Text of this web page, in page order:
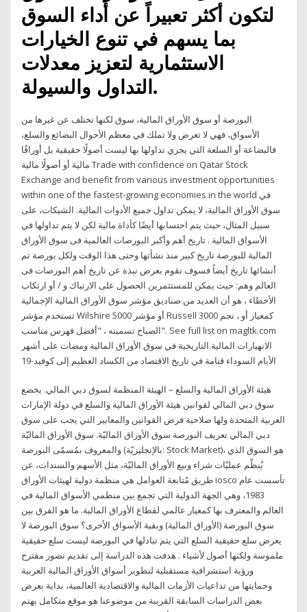
لتكون أكثر تعبيراً عن أداء السوق
بما يسهم في تنوع الخيارات
الاستثمارية لتعزيز معدلات
التداول والسيولة.
البورصة أو سوق الأوراق المالية، سوق لكنها تختلف عن غيرها من
الأسواق، فهي لا تعرض ولا تملك في معظم الأحوال البضائع والسلع،
فالبضاعة أو السلعة التي يجري تداولها بها ليست أصولًا حقيقية بل أوراقًا
مالية أو أصولًا مالية Trade with confidence on Qatar Stock
Exchange and benefit from various investment opportunities
within one of the fastest-growing economies in the world في
سوق الأوراق المالية، لا يمكن تداول جميع الأدوات المالية. الشيكات، على
سبيل المثال، حيث يتم احتسابها أيضًا كأداة مالية لكن لا يتم تداولها في
الأسواق المالية . تاريخ أهم وأكبر البورصات العالمية فى سوق الأوراق
المالية للبورصة تاريخ كبير منذ نشأتها وحتى هذا الوقت ولكل بورصة تم
أنشائها تاريخ أيضاً فسوف نقوم بعرض نبذة عن تاريخ أهم البورصات فى
العالم وهم: حيث يمكن للمستثمرين الحصول على الارتباك و / أو ارتكاب
الأخطاء ، هو أن العديد من صناديق مؤشر سوق الأوراق المالية الإجمالية
تستخدم مؤشر Wilshire 5000 أو مؤشر Russell 3000 كمعيار أو ، نجم
الصباح تسميته ، "أفضل فهرس مناسب". See full list on magltk.com
الانهيارات المالية التاريخية في سوق الأوراق المالية ومضات على أشهر
الأيام السوداء قتامة في تاريخ الاقتصاد من الكساد العظيم إلى كوفيد-19
هيئة الأوراق المالية والسلع – الهيئة المنظمة لسوق دبي المالي. يخضع
سوق دبي المالي لقوانين هيئة الأوراق المالية والسلع في دولة الإمارات
العربية المتحدة ولها صلاحية فرض القوانين والمعايير التي يجب على سوق
دبي المالي تعريف البورصة سوق الأوراق الماليّة. سوق الأوراق الماليّة
والمعروف بمُسمّى البورصة (بالإنجليزيّة: Stock Market)، هو السوق الذي
يُنظّم عمليّات شراء وبيع الأوراق الماليّة، مثل الأسهم والسندات، عن
طريق مُتابعة العوامل هي منظمة دولية لهيئات الأوراق iosco تأسست عام
1983، وهي الجهة الدولية التي تجمع بين منظمي الأسواق المالية في
العالم والمعترف بها كمعيار عالمي لقطاع الأوراق المالية. ما هو الفرق بين
سوق البورصة (الأوراق المالية) وبقية الأسواق الأخرى؟ سوق البورصة لا
يعرض سلع حقيقية السلع التي يتم تبادلها في البورصة ليست سلع حقيقية
ملموسة ولكنها أصول لأشياء . هدفت هذه الدراسة إلى تقديم تصور مقترح
ورؤية استشرافية مستقبلية لتطوير أسواق الأوراق المالية العربية
وحمايتها من تداعيات الأزمات المالية والاقتصادية العالمية، بداية بعرض
بعض الدراسات السابقة القريبة من موضوعنا هو موقع متكامل يهتم